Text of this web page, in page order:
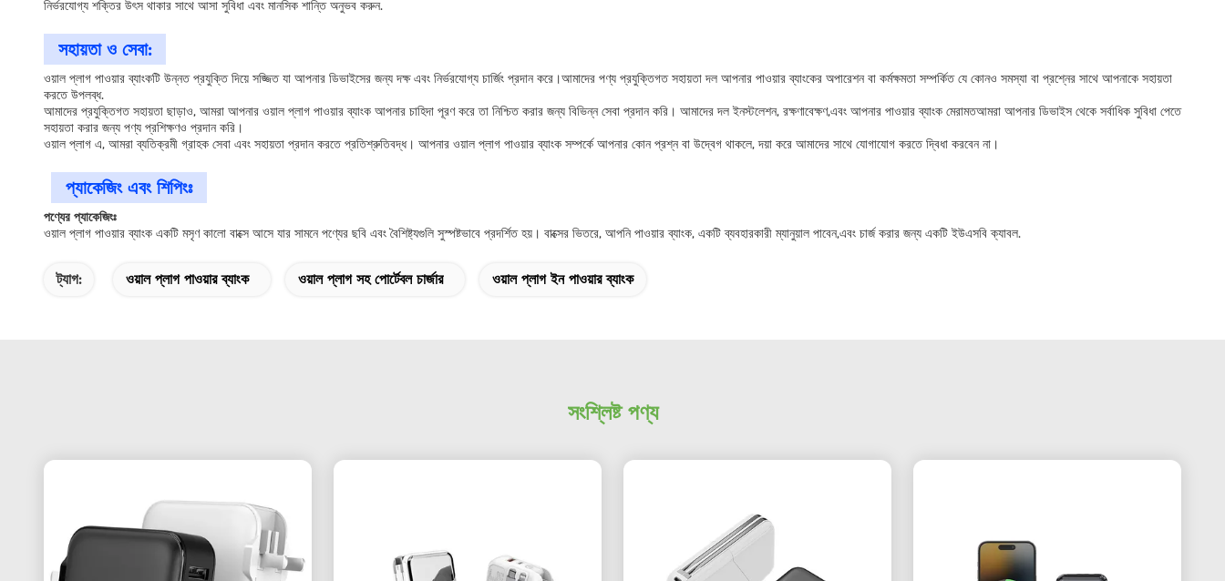
নির্ভরযোগ্য শক্তির উৎস থাকার সাথে আসা সুবিধা এবং মানসিক শান্তি অনুভব করুন.
সহায়তা ও সেবা:
ওয়াল প্লাগ পাওয়ার ব্যাংকটি উন্নত প্রযুক্তি দিয়ে সজ্জিত যা আপনার ডিভাইসের জন্য দক্ষ এবং নির্ভরযোগ্য চার্জিং প্রদান করে।আমাদের পণ্য প্রযুক্তিগত সহায়তা দল আপনার পাওয়ার ব্যাংকের অপারেশন বা কর্মক্ষমতা সম্পর্কিত যে কোনও সমস্যা বা প্রশ্নের সাথে আপনাকে সহায়তা
করতে উপলব্ধ.
আমাদের প্রযুক্তিগত সহায়তা ছাড়াও, আমরা আপনার ওয়াল প্লাগ পাওয়ার ব্যাংক আপনার চাহিদা পূরণ করে তা নিশ্চিত করার জন্য বিভিন্ন সেবা প্রদান করি। আমাদের দল ইনস্টলেশন, রক্ষণাবেক্ষণ,এবং আপনার পাওয়ার ব্যাংক মেরামতআমরা আপনার ডিভাইস থেকে সর্বাধিক সুবিধা পেতে
সহায়তা করার জন্য পণ্য প্রশিক্ষণও প্রদান করি।
ওয়াল প্লাগ এ, আমরা ব্যতিক্রমী গ্রাহক সেবা এবং সহায়তা প্রদান করতে প্রতিশ্রুতিবদ্ধ। আপনার ওয়াল প্লাগ পাওয়ার ব্যাংক সম্পর্কে আপনার কোন প্রশ্ন বা উদ্বেগ থাকলে, দয়া করে আমাদের সাথে যোগাযোগ করতে দ্বিধা করবেন না।
প্যাকেজিং এবং শিপিংঃ
পণ্যের প্যাকেজিংঃ
ওয়াল প্লাগ পাওয়ার ব্যাংক একটি মসৃণ কালো বাক্সে আসে যার সামনে পণ্যের ছবি এবং বৈশিষ্ট্যগুলি সুস্পষ্টভাবে প্রদর্শিত হয়। বাক্সের ভিতরে, আপনি পাওয়ার ব্যাংক, একটি ব্যবহারকারী ম্যানুয়াল পাবেন,এবং চার্জ করার জন্য একটি ইউএসবি ক্যাবল.
ট্যাগ: ওয়াল প্লাগ পাওয়ার ব্যাংক ওয়াল প্লাগ সহ পোর্টেবল চার্জার ওয়াল প্লাগ ইন পাওয়ার ব্যাংক
সংশ্লিষ্ট পণ্য